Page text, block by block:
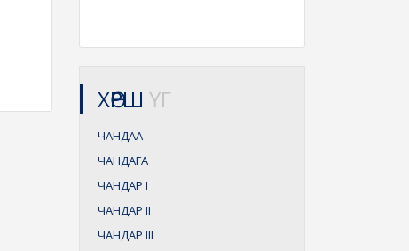
ХӨРШ ҮГ
ЧАНДАА
ЧАНДАГА
ЧАНДАР I
ЧАНДАР II
ЧАНДАР III